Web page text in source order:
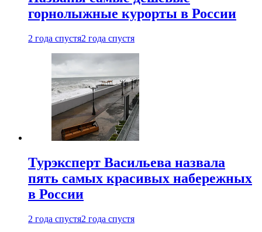
горнолыжные курорты в России
2 года спустя2 года спустя
Турэксперт Васильева назвала
пять самых красивых набережных
в России
2 года спустя2 года спустя